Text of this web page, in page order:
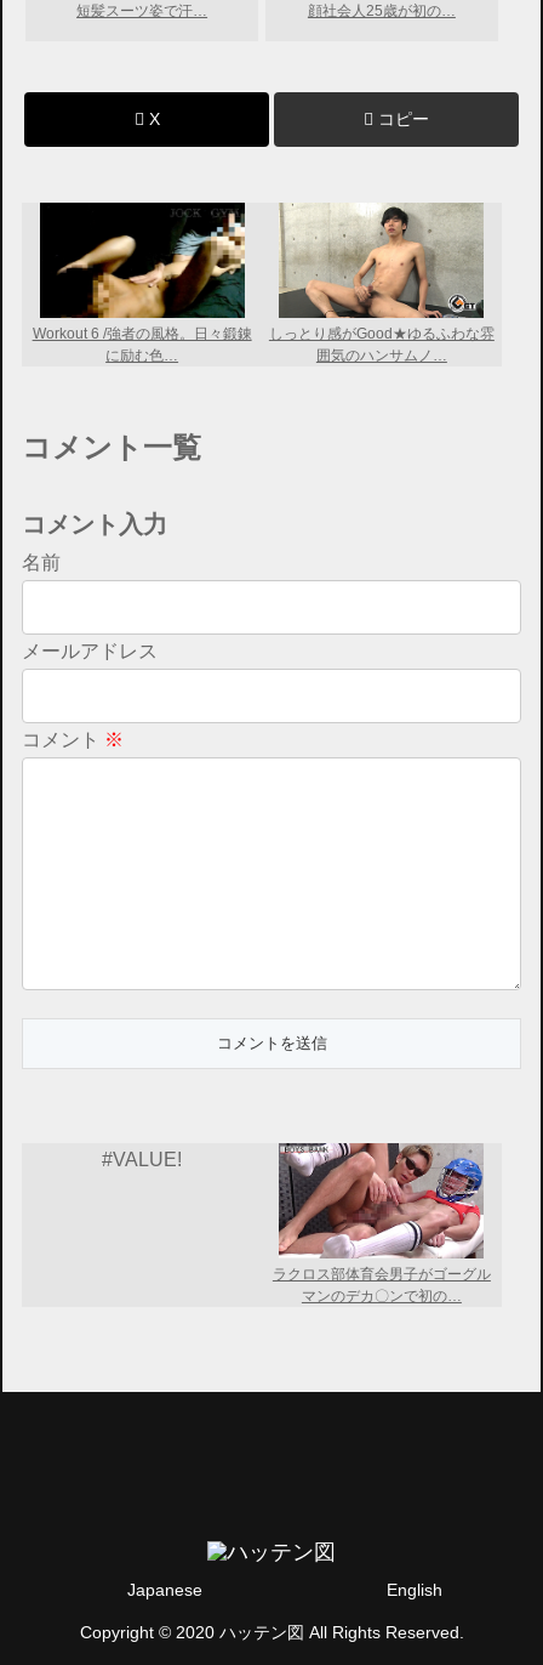
短髪スーツ姿で汗…
顔社会人25歳が初の…
X コピー
Workout 6 /強者の風格。日々鍛錬
に励む色…
しっとり感がGood★ゆるふわな雰
囲気のハンサムノ…
コメント一覧
コメント入力
名前
メールアドレス
コメント ※
#VALUE!
ラクロス部体育会男子がゴーグル
マンのデカ〇ンで初の…
Japanese English
Copyright © 2020 ハッテン図 All Rights Reserved.